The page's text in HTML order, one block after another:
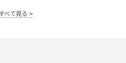
べて見る